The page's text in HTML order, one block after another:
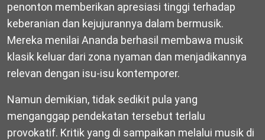
penonton memberikan apresiasi tinggi terhadap
keberanian dan kejujurannya dalam bermusik.
Mereka menilai Ananda berhasil membawa musik
klasik keluar dari zona nyaman dan menjadikannya
relevan dengan isu-isu kontemporer.
Namun demikian, tidak sedikit pula yang
menganggap pendekatan tersebut terlalu
provokatif. Kritik yang di sampaikan melalui musik di